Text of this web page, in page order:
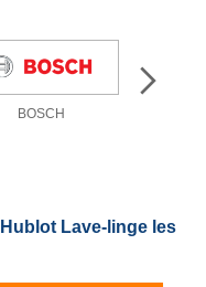
BOSCH
Lave-linge les